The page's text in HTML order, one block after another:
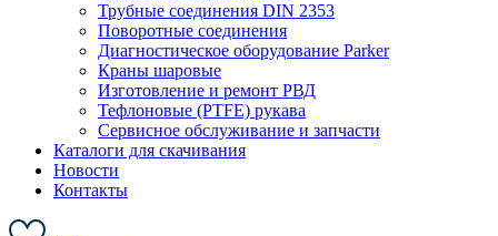
Трубные соединения DIN 2353
Поворотные соединения
Диагностическое оборудование Parker
Краны шаровые
Изготовление и ремонт РВД
Тефлоновые (PTFE) рукава
Сервисное обслуживание и запчасти
Каталоги для скачивания
Новости
Контакты